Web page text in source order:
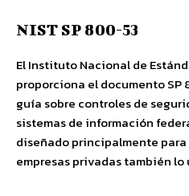
NIST SP 800-53
El Instituto Nacional de
proporciona el documento SP
guía sobre controles de
sistemas de información
diseñado principalmente para
empresas privadas también